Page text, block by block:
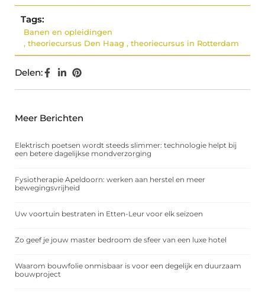
Tags:
Banen en opleidingen
, theoriecursus Den Haag , theoriecursus in Rotterdam
Delen:
Meer Berichten
Elektrisch poetsen wordt steeds slimmer: technologie helpt bij
een betere dagelijkse mondverzorging
Fysiotherapie Apeldoorn: werken aan herstel en meer
bewegingsvrijheid
Uw voortuin bestraten in Etten-Leur voor elk seizoen
Zo geef je jouw master bedroom de sfeer van een luxe hotel
Waarom bouwfolie onmisbaar is voor een degelijk en duurzaam
bouwproject